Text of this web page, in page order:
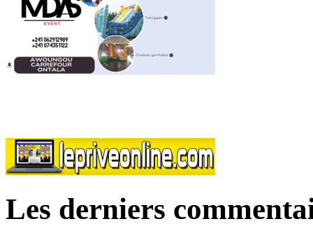
Les derniers